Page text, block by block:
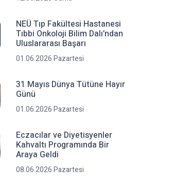
NEÜ Tıp Fakültesi Hastanesi
Tıbbi Onkoloji Bilim Dalı’ndan
Uluslararası Başarı
01.06.2026 Pazartesi
31 Mayıs Dünya Tütüne Hayır
Günü
01.06.2026 Pazartesi
Eczacılar ve Diyetisyenler
Kahvaltı Programında Bir
Araya Geldi
08.06.2026 Pazartesi